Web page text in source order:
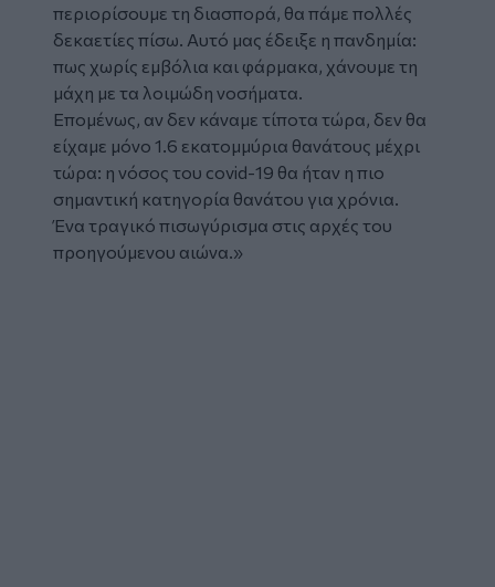
περιορίσουμε τη διασπορά, θα πάμε πολλές
δεκαετίες πίσω. Αυτό μας έδειξε η πανδημία:
πως χωρίς εμβόλια και φάρμακα, χάνουμε τη
μάχη με τα λοιμώδη νοσήματα.
Επομένως, αν δεν κάναμε τίποτα τώρα, δεν θα
είχαμε μόνο 1.6 εκατομμύρια θανάτους μέχρι
τώρα: η νόσος του covid-19 θα ήταν η πιο
σημαντική κατηγορία θανάτου για χρόνια.
Ένα τραγικό πισωγύρισμα στις αρχές του
προηγούμενου αιώνα.»